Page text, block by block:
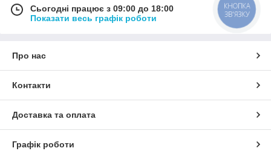
Сьогодні працює з 09:00 до 18:00
Показати весь графік роботи
Про нас
Контакти
Доставка та оплата
Графік роботи
КНОПКА
ЗВ'ЯЗКУ